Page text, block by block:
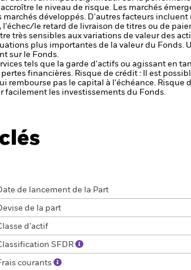
le niveau de risque. Les marchés
développés. D'autres facteurs incluent
le retard de livraison de titres ou de
très sensibles aux variations de valeur des
plus importantes de la valeur du Fonds.
sur le Fonds.
tels que la garde d'actifs ou agissant en
financières. Risque de crédit : Il est
rembourse pas le capital à l'échéance. Risque
facilement les investissements du Fonds.
de lancement de la Part
de la part
d’actif
SFDR
courants